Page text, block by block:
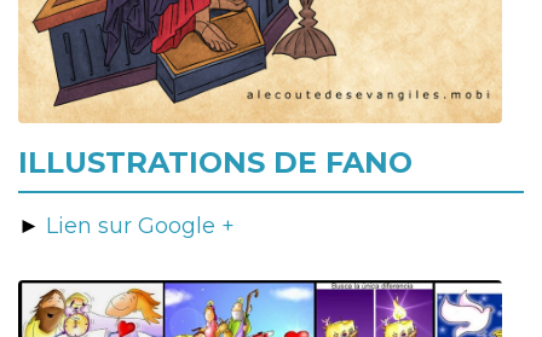
ILLUSTRATIONS DE FANO
► Lien sur Google +